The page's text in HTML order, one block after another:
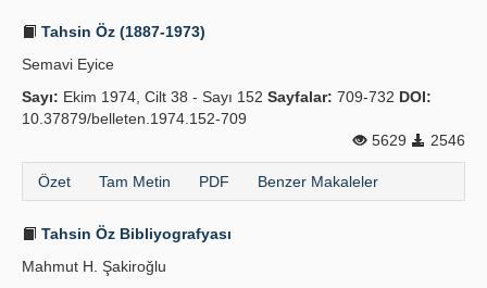
Tahsin Öz (1887-1973)
Semavi Eyice
Sayı: Ekim 1974, Cilt 38 - Sayı 152 Sayfalar: 709-732 DOI:
10.37879/belleten.1974.152-709
5629
2546
Özet Tam Metin PDF Benzer Makaleler
Tahsin Öz Bibliyografyası
Mahmut H. Şakiroğlu